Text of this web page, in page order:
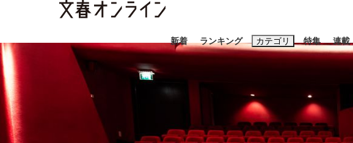
新着 ランキング カテゴリ 特集 連載
おすすめのキーワードタグ一覧